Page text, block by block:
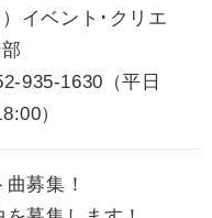
）イベント･クリエ
935-1630（平日
）
募集！